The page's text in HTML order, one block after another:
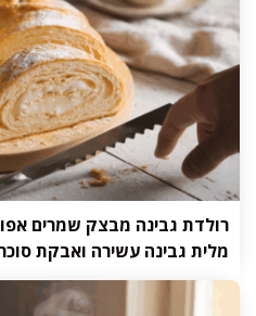
רולדת גבינה מבצק שמרים
מלית גבינה עשירה ואבקת